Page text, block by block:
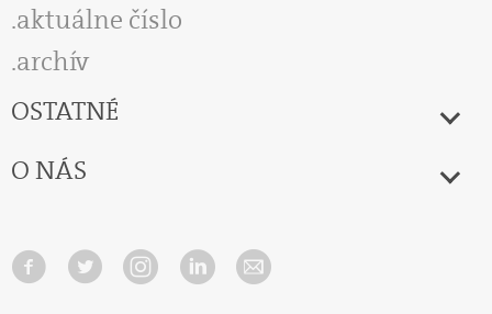
aktuálne číslo
archív
OSTATNÉ
O NÁS